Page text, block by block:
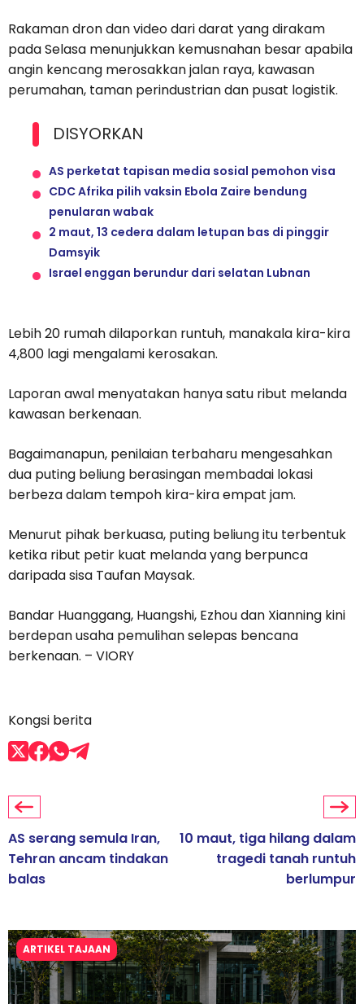
Rakaman dron dan video dari darat yang dirakam
pada Selasa menunjukkan kemusnahan besar apabila
angin kencang merosakkan jalan raya, kawasan
perumahan, taman perindustrian dan pusat logistik.
DISYORKAN
AS perketat tapisan media sosial pemohon visa
CDC Afrika pilih vaksin Ebola Zaire bendung
penularan wabak
2 maut, 13 cedera dalam letupan bas di pinggir
Damsyik
Israel enggan berundur dari selatan Lubnan
Lebih 20 rumah dilaporkan runtuh, manakala kira-kira
4,800 lagi mengalami kerosakan.
Laporan awal menyatakan hanya satu ribut melanda
kawasan berkenaan.
Bagaimanapun, penilaian terbaharu mengesahkan
dua puting beliung berasingan membadai lokasi
berbeza dalam tempoh kira-kira empat jam.
Menurut pihak berkuasa, puting beliung itu terbentuk
ketika ribut petir kuat melanda yang berpunca
daripada sisa Taufan Maysak.
Bandar Huanggang, Huangshi, Ezhou dan Xianning kini
berdepan usaha pemulihan selepas bencana
berkenaan. – VIORY
Kongsi berita
AS serang semula Iran,
Tehran ancam tindakan
balas
10 maut, tiga hilang dalam
tragedi tanah runtuh
berlumpur
ARTIKEL TAJAAN